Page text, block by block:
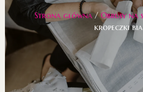
Strona główna/Obrusy na
kropeczki